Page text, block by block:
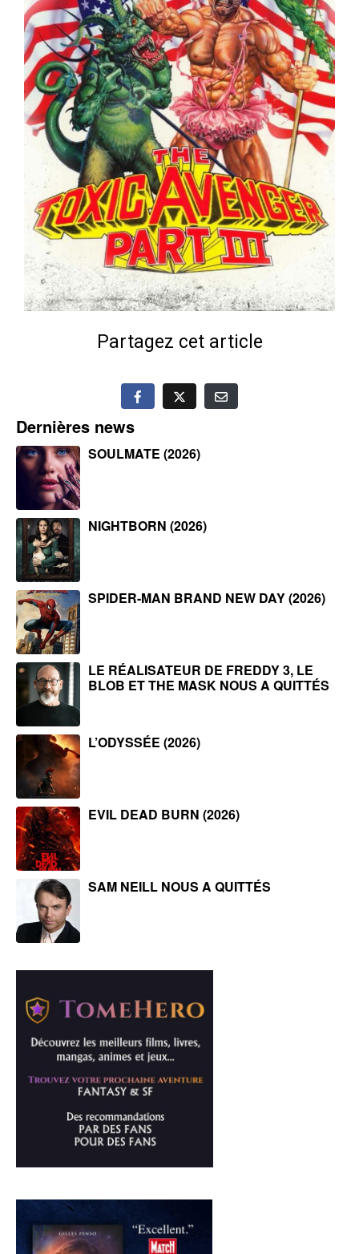
Partagez cet article
Dernières news
SOULMATE (2026)
NIGHTBORN (2026)
SPIDER-MAN BRAND NEW DAY (2026)
LE RÉALISATEUR DE FREDDY 3, LE
BLOB ET THE MASK NOUS A QUITTÉS
L’ODYSSÉE (2026)
EVIL DEAD BURN (2026)
SAM NEILL NOUS A QUITTÉS